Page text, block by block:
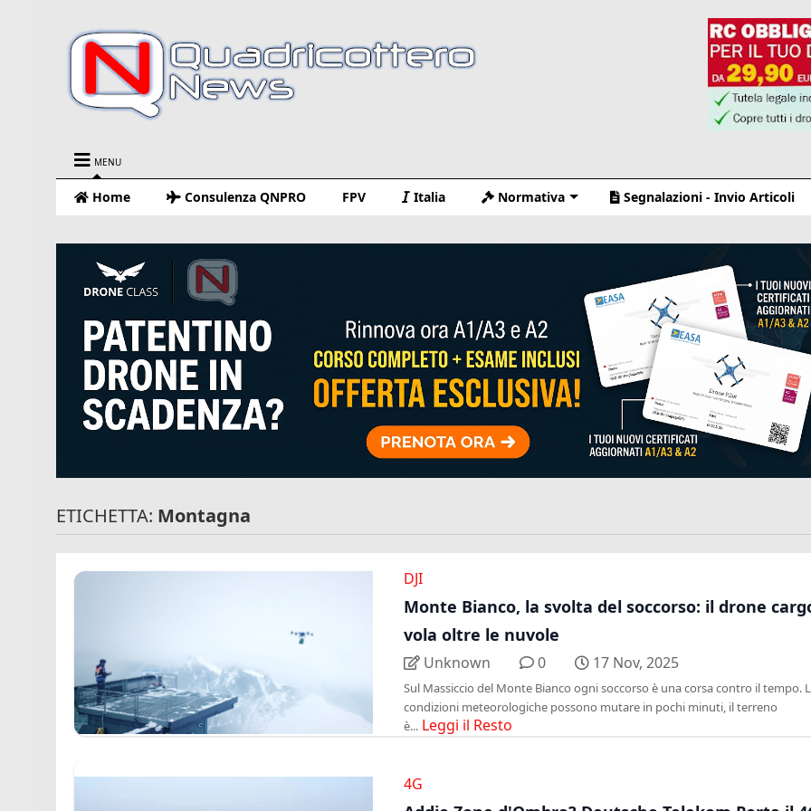
MENU
Home Consulenza QNPRO FPV Italia Normativa Segnalazioni - Invio Articoli
ETICHETTA: Montagna
DJI
Monte Bianco, la svolta del soccorso: il drone
vola oltre le nuvole
Unknown 0 17 Nov, 2025
Sul Massiccio del Monte Bianco ogni soccorso è una corsa contro il tempo.
condizioni meteorologiche possono mutare in pochi minuti, il terreno
è... Leggi il Resto
4G